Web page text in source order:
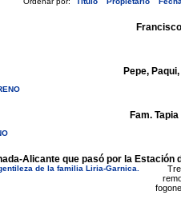
Pepe,
Fam.
Alicante que pasó por la Estación